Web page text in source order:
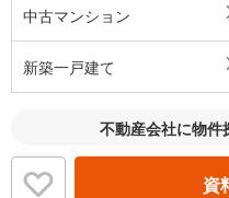
中古マンション
新築一戸建て
不動産会社に物件
資